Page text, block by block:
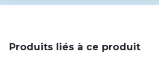
Produits liés à ce produit